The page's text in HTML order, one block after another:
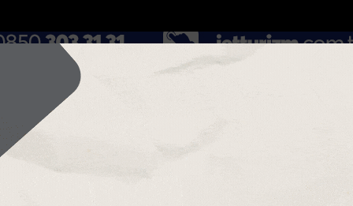
DOLAR
GÜNDEM KADIN-YAŞAM
Paralarını
Web TV